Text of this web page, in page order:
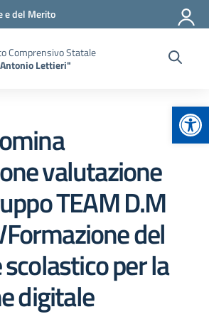
e del Merito
Comprensivo Statale
Lettieri"
valutazione
TEAM D.M
del
per la
digitale